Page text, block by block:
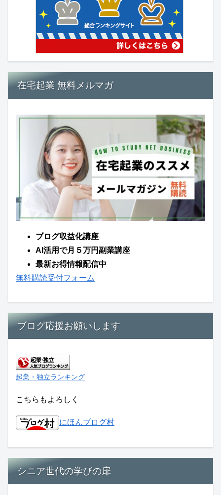
在宅起業 無料メルマガ
ブログ収益化講座
AI活用で月５万円副業講座
最新お得情報配信中
無料購読受付フォーム
ブログ応援お願いします
起業・独立ランキング
こちらもよろしく
にほんブログ村
シニア世代の学びの扉